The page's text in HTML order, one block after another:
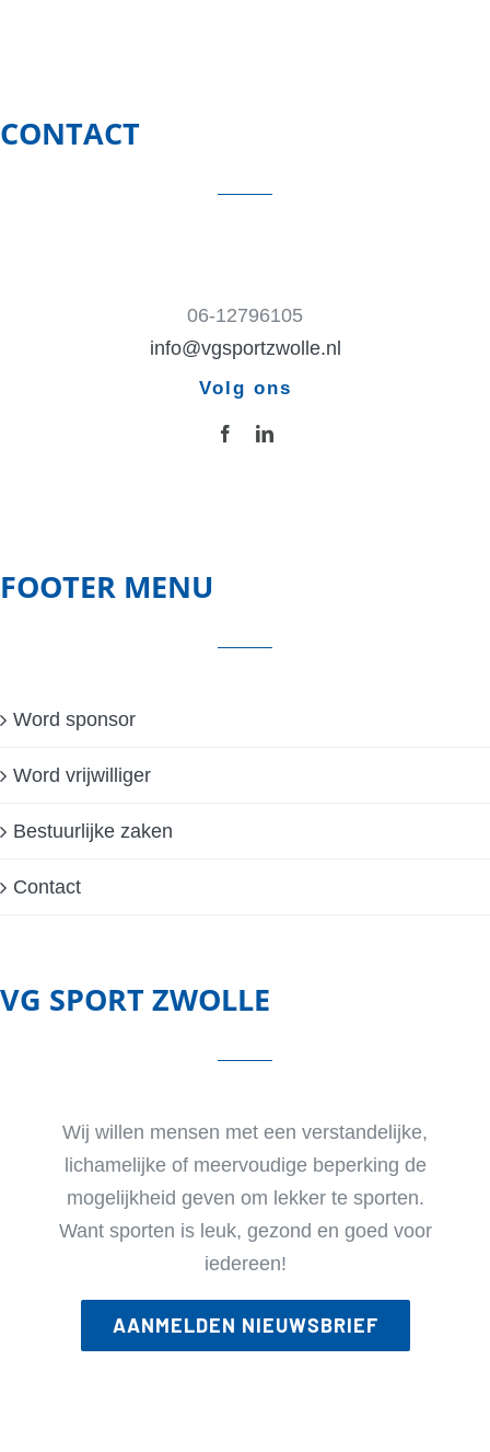
CONTACT
06-12796105
info@vgsportzwolle.nl
Volg ons
FOOTER MENU
Word sponsor
Word vrijwilliger
Bestuurlijke zaken
Contact
VG SPORT ZWOLLE
Wij willen mensen met een verstandelijke,
lichamelijke of meervoudige beperking de
mogelijkheid geven om lekker te sporten.
Want sporten is leuk, gezond en goed voor
iedereen!
AANMELDEN NIEUWSBRIEF